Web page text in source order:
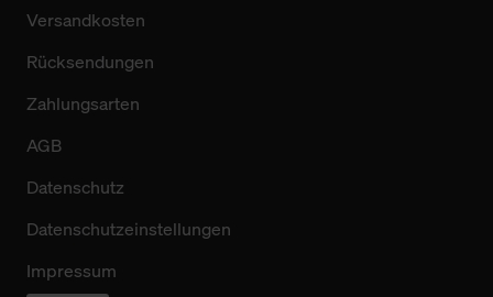
Versandkosten
Rücksendungen
Zahlungsarten
AGB
Datenschutz
Datenschutzeinstellungen
Impressum